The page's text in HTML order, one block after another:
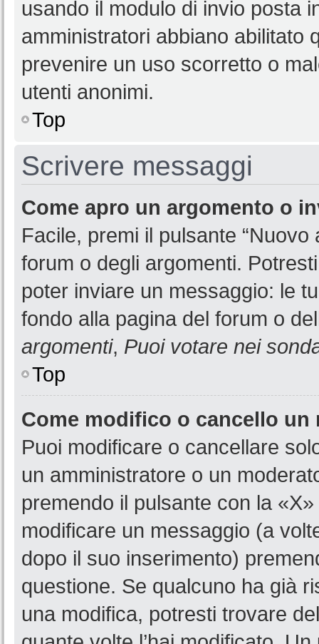
usando il modulo di invio posta
amministratori abbiano abilitato
prevenire un uso scorretto o
utenti anonimi.
Top
Scrivere messaggi
Come apro un argomento o
Facile, premi il pulsante
forum o degli argomenti.
poter inviare un messaggio: le
fondo alla pagina del forum o
argomenti, Puoi votare nei
Top
Come modifico o cancello un
Puoi modificare o cancellare
un amministratore o un
premendo il pulsante con la
modificare un messaggio (a
dopo il suo inserimento)
questione. Se qualcuno ha già
una modifica, potresti trovare